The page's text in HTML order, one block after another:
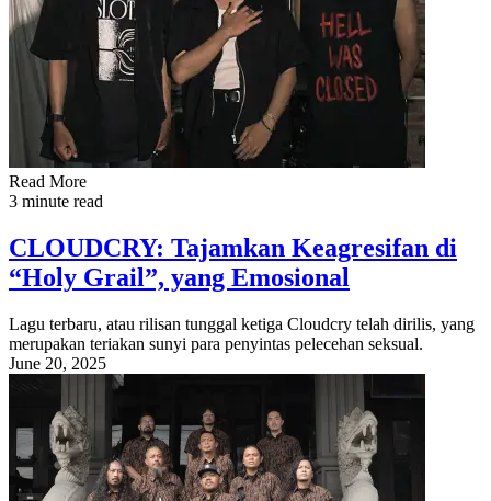
Read More
3 minute read
CLOUDCRY: Tajamkan Keagresifan di
“Holy Grail”, yang Emosional
Lagu terbaru, atau rilisan tunggal ketiga Cloudcry telah dirilis, yang
merupakan teriakan sunyi para penyintas pelecehan seksual.
June 20, 2025